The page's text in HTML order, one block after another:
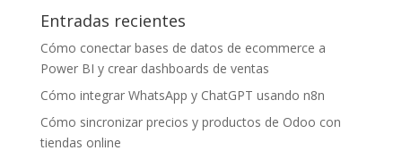
Entradas recientes
Cómo conectar bases de datos de ecommerce a
Power BI y crear dashboards de ventas
Cómo integrar WhatsApp y ChatGPT usando n8n
Cómo sincronizar precios y productos de Odoo con
tiendas online